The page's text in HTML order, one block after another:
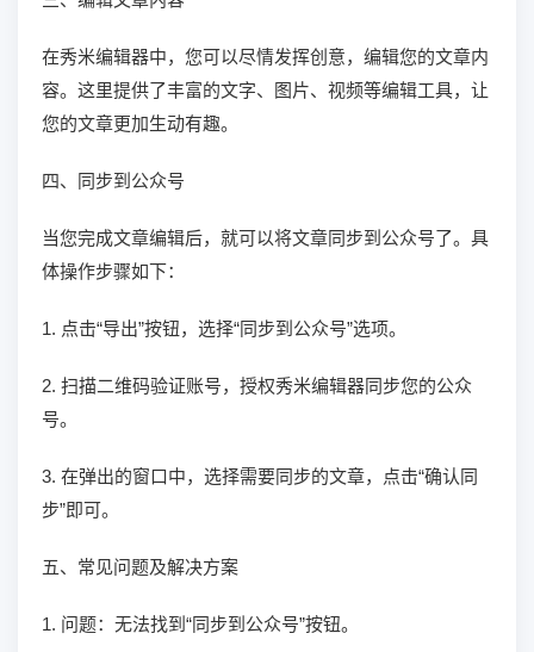
在秀米编辑器中，您可以尽情发挥创意，编辑您的文章内
容。这里提供了丰富的文字、图片、视频等编辑工具，让
您的文章更加生动有趣。
四、同步到公众号
当您完成文章编辑后，就可以将文章同步到公众号了。具
体操作步骤如下：
1. 点击“导出”按钮，选择“同步到公众号”选项。
2. 扫描二维码验证账号，授权秀米编辑器同步您的公众
号。
3. 在弹出的窗口中，选择需要同步的文章，点击“确认同
步”即可。
五、常见问题及解决方案
1. 问题：无法找到“同步到公众号”按钮。